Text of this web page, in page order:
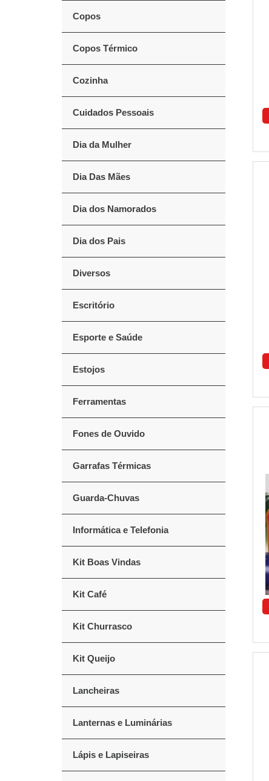
Copos
Copos Térmico
Cozinha
Cuidados Pessoais
Dia da Mulher
Dia Das Mães
Dia dos Namorados
Dia dos Pais
Diversos
Escritório
Esporte e Saúde
Estojos
Ferramentas
Fones de Ouvido
Garrafas Térmicas
Guarda-Chuvas
Informática e Telefonia
Kit Boas Vindas
Kit Café
Kit Churrasco
Kit Queijo
Lancheiras
Lanternas e Luminárias
Lápis e Lapiseiras